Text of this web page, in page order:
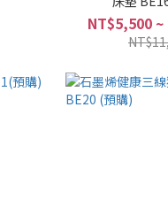
NT$5,500